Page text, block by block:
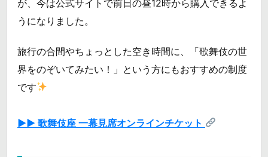
が、今は公式サイトで前日の昼12時から購入できるよ
うになりました。
旅行の合間やちょっとした空き時間に、「歌舞伎の世
界をのぞいてみたい！」という方にもおすすめの制度
です
▶▶ 歌舞伎座 一幕見席オンラインチケット